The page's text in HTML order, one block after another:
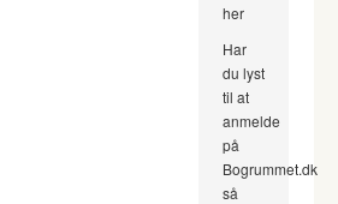
her
Har
du lyst
til at
anmelde
på
Bogrummet.dk
så